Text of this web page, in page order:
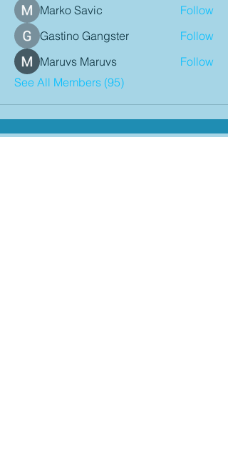
Marko Savic
Follow
Gastino Gangster
Follow
Maruvs Maruvs
Follow
See All Members (95)